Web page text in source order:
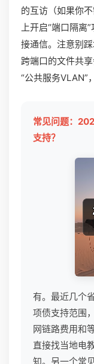
的互访（如果你
上开启“端口隔离
接通信。注意别
跨端口的文件共
“公共服务VLAN”
常见问题：
支持？
有。最近几个
项债支持范围
网链路费用和
直接找当地电
知。另一个常